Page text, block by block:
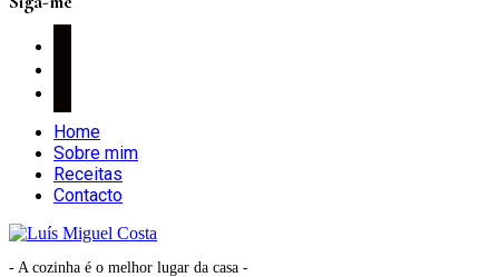
Home
Sobre mim
Receitas
Contacto
- A cozinha é o melhor lugar da casa -